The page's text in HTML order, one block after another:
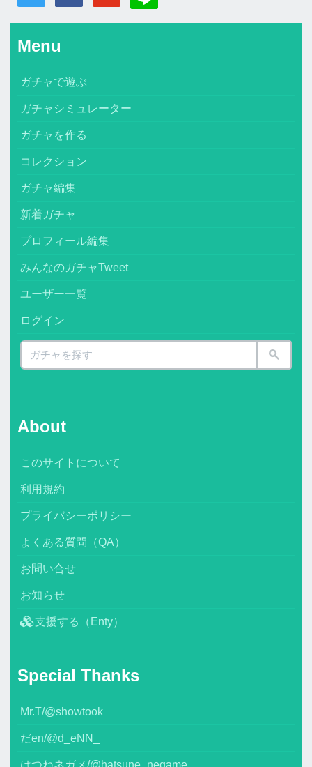
Menu
ガチャで遊ぶ
ガチャシミュレーター
ガチャを作る
コレクション
ガチャ編集
新着ガチャ
プロフィール編集
みんなのガチャTweet
ユーザー一覧
ログイン
About
このサイトについて
利用規約
プライバシーポリシー
よくある質問（QA）
お問い合せ
お知らせ
支援する（Enty）
Special Thanks
Mr.T/@showtook
だen/@d_eNN_
はつねネガメ/@hatsune_negame